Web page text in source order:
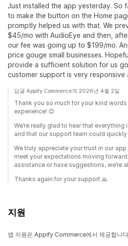
Just installed the app yesterday. So
to make the button on the Home
promptly helped us with that. We
$45/mo with AudioEye and then,
our fee was going up to $199/mo.
price gouge small businesses.
provide a sufficient solution for us
customer support is very responsive
답글 Appify Commerce개 2026년 4월 2일
Thank you so much for your kind
experience! 😊
We’re really glad to hear that
and that our support team could
We truly appreciate your trust in our
meet your expectations moving
assistance or have suggestions, we’re
Thanks again for your support 🙏
지원
앱 지원은 Appify Commerce에서 제공합니